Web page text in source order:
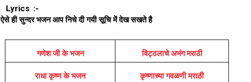
Lyrics :-
ऐसे ही सुन्दर भजन आप निचे दी गयी सूचि में देख सखते है
गणेश जी के भजन विट्ठलाचे अभंग मराठी
राधा कृष्ण के भजन कृष्णाच्या गवळणी मराठी